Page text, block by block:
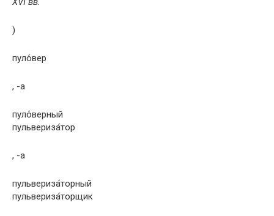
)
пуло́вер
, -а
пуло́верный
пульвериза́тор
, -а
пульвериза́торный
пульвериза́торщик